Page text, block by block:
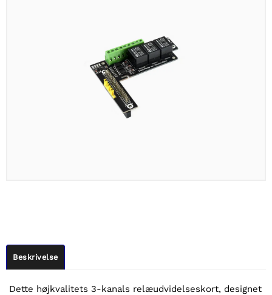
Beskrivelse
Dette højkvalitets 3-kanals relæudvidelseskort, designet